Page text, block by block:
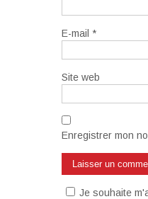
E-mail *
Site web
Enregistrer mon
Je souhaite